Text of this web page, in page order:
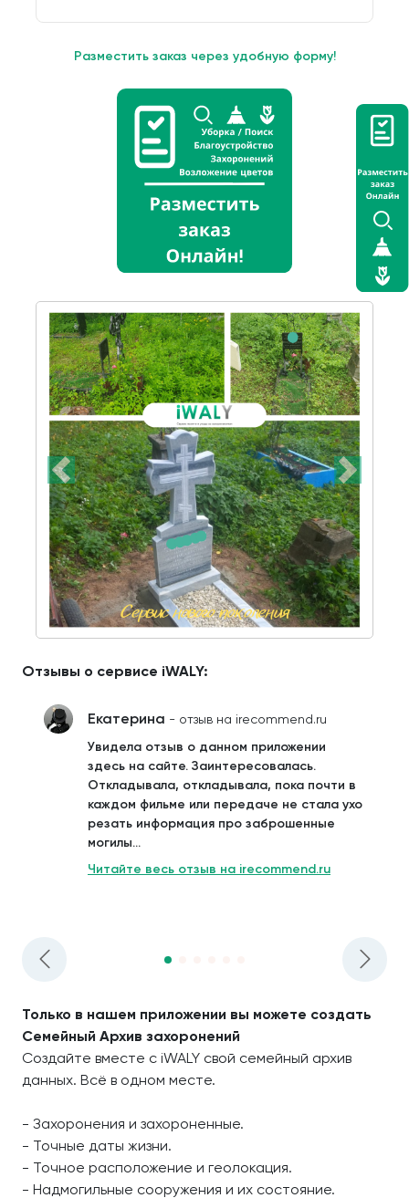
Разместить заказ через удобную форму!
Отзывы о сервисе iWALY:
Екатерина - отзыв на irecommend.ru
Увидела отзыв о данном приложении
здесь на сайте. Заинтересовалась.
Откладывала, откладывала, пока почти в
каждом фильме или передаче не стала ухо
резать информация про заброшенные
могилы...
Читайте весь отзыв на irecommend.ru
Только в нашем приложении вы можете создать
Семейный Архив захоронений
Создайте вместе с iWALY свой семейный архив
данных. Всё в одном месте.
- Захоронения и захороненные.
- Точные даты жизни.
- Точное расположение и геолокация.
- Надмогильные сооружения и их состояние.